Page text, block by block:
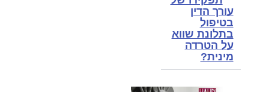
עורך הדין
בטיפול
בתלונת שווא
על הטרדה
מינית?